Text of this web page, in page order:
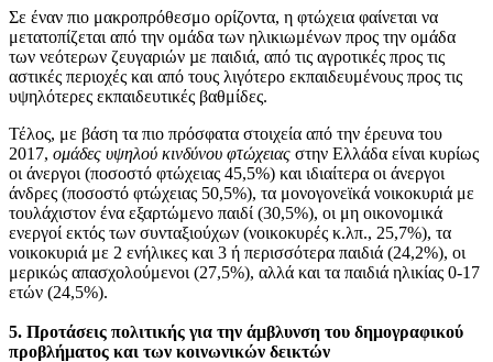
Σε έναν πιο μακροπρόθεσμο ορίζοντα, η φτώχεια φαίνεται να
μετατοπίζεται από την ομάδα των ηλικιωμένων προς την ομάδα
των νεότερων ζευγαριών µε παιδιά, από τις αγροτικές προς τις
αστικές περιοχές και από τους λιγότερο εκπαιδευμένους προς τις
υψηλότερες εκπαιδευτικές βαθμίδες.
Τέλος, με βάση τα πιο πρόσφατα στοιχεία από την έρευνα του
2017, ομάδες υψηλού κινδύνου φτώχειας στην Ελλάδα είναι κυρίως
οι άνεργοι (ποσοστό φτώχειας 45,5%) και ιδιαίτερα οι άνεργοι
άνδρες (ποσοστό φτώχειας 50,5%), τα μονογονεϊκά νοικοκυριά με
τουλάχιστον ένα εξαρτώμενο παιδί (30,5%), οι μη οικονομικά
ενεργοί εκτός των συνταξιούχων (νοικοκυρές κ.λπ., 25,7%), τα
νοικοκυριά με 2 ενήλικες και 3 ή περισσότερα παιδιά (24,2%), οι
μερικώς απασχολούμενοι (27,5%), αλλά και τα παιδιά ηλικίας 0-17
ετών (24,5%).
5. Προτάσεις πολιτικής για την άμβλυνση του δημογραφικού
προβλήματος και των κοινωνικών δεικτών